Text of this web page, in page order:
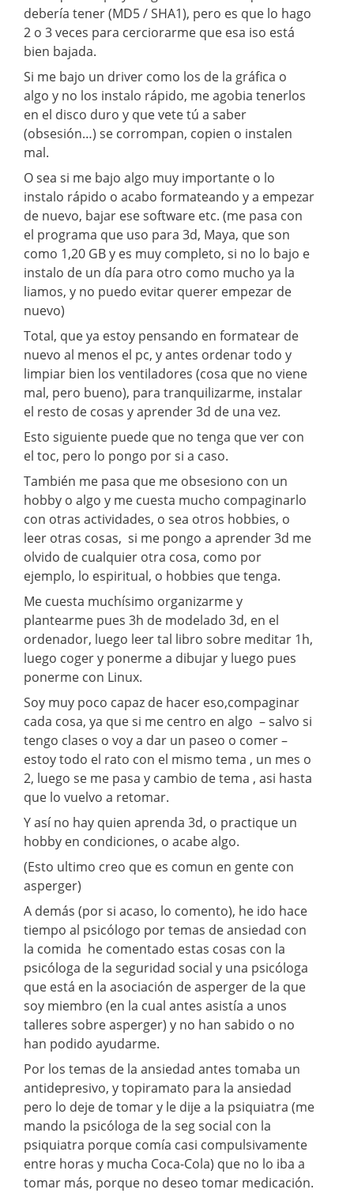
debería tener (MD5 / SHA1), pero es que lo hago
2 o 3 veces para cerciorarme que esa iso está
bien bajada.
Si me bajo un driver como los de la gráfica o
algo y no los instalo rápido, me agobia tenerlos
en el disco duro y que vete tú a saber
(obsesión…) se corrompan, copien o instalen
mal.
O sea si me bajo algo muy importante o lo
instalo rápido o acabo formateando y a empezar
de nuevo, bajar ese software etc. (me pasa con
el programa que uso para 3d, Maya, que son
como 1,20 GB y es muy completo, si no lo bajo e
instalo de un día para otro como mucho ya la
liamos, y no puedo evitar querer empezar de
nuevo)
Total, que ya estoy pensando en formatear de
nuevo al menos el pc, y antes ordenar todo y
limpiar bien los ventiladores (cosa que no viene
mal, pero bueno), para tranquilizarme, instalar
el resto de cosas y aprender 3d de una vez.
Esto siguiente puede que no tenga que ver con
el toc, pero lo pongo por si a caso.
También me pasa que me obsesiono con un
hobby o algo y me cuesta mucho compaginarlo
con otras actividades, o sea otros hobbies, o
leer otras cosas, si me pongo a aprender 3d me
olvido de cualquier otra cosa, como por
ejemplo, lo espiritual, o hobbies que tenga.
Me cuesta muchísimo organizarme y
plantearme pues 3h de modelado 3d, en el
ordenador, luego leer tal libro sobre meditar 1h,
luego coger y ponerme a dibujar y luego pues
ponerme con Linux.
Soy muy poco capaz de hacer eso,compaginar
cada cosa, ya que si me centro en algo – salvo si
tengo clases o voy a dar un paseo o comer –
estoy todo el rato con el mismo tema , un mes o
2, luego se me pasa y cambio de tema , asi hasta
que lo vuelvo a retomar.
Y así no hay quien aprenda 3d, o practique un
hobby en condiciones, o acabe algo.
(Esto ultimo creo que es comun en gente con
asperger)
A demás (por si acaso, lo comento), he ido hace
tiempo al psicólogo por temas de ansiedad con
la comida he comentado estas cosas con la
psicóloga de la seguridad social y una psicóloga
que está en la asociación de asperger de la que
soy miembro (en la cual antes asistía a unos
talleres sobre asperger) y no han sabido o no
han podido ayudarme.
Por los temas de la ansiedad antes tomaba un
antidepresivo, y topiramato para la ansiedad
pero lo deje de tomar y le dije a la psiquiatra (me
mando la psicóloga de la seg social con la
psiquiatra porque comía casi compulsivamente
entre horas y mucha Coca-Cola) que no lo iba a
tomar más, porque no deseo tomar medicación.